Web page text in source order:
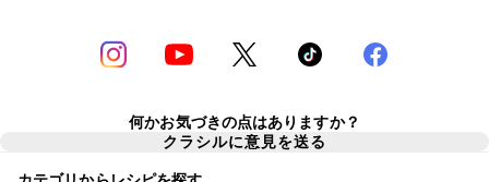
何かお気づきの点はありますか？
クラシルに意見を送る